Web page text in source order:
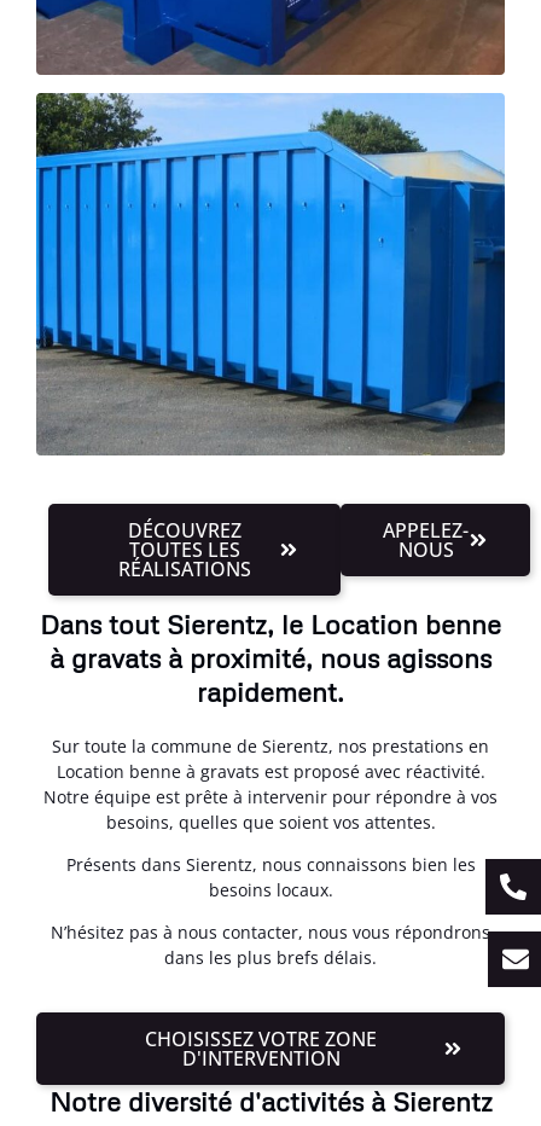
DÉCOUVREZ
TOUTES LES
RÉALISATIONS
APPELEZ-
NOUS
Dans tout Sierentz, le Location benne
à gravats à proximité, nous agissons
rapidement.
Sur toute la commune de Sierentz, nos prestations en
Location benne à gravats est proposé avec réactivité.
Notre équipe est prête à intervenir pour répondre à vos
besoins, quelles que soient vos attentes.
Présents dans Sierentz, nous connaissons bien les
besoins locaux.
N’hésitez pas à nous contacter, nous vous répondrons
dans les plus brefs délais.
CHOISISSEZ VOTRE ZONE
D'INTERVENTION
Notre diversité d'activités à Sierentz